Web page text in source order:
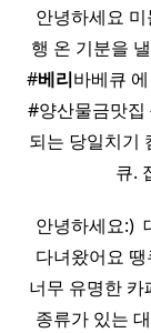
안녕하세요
행 온 기분을
#베리바베큐
#양산물금맛
되는 당일치기
큐.
안녕하세요:)
다녀왔어요 땡
너무 유명한
종류가 있는